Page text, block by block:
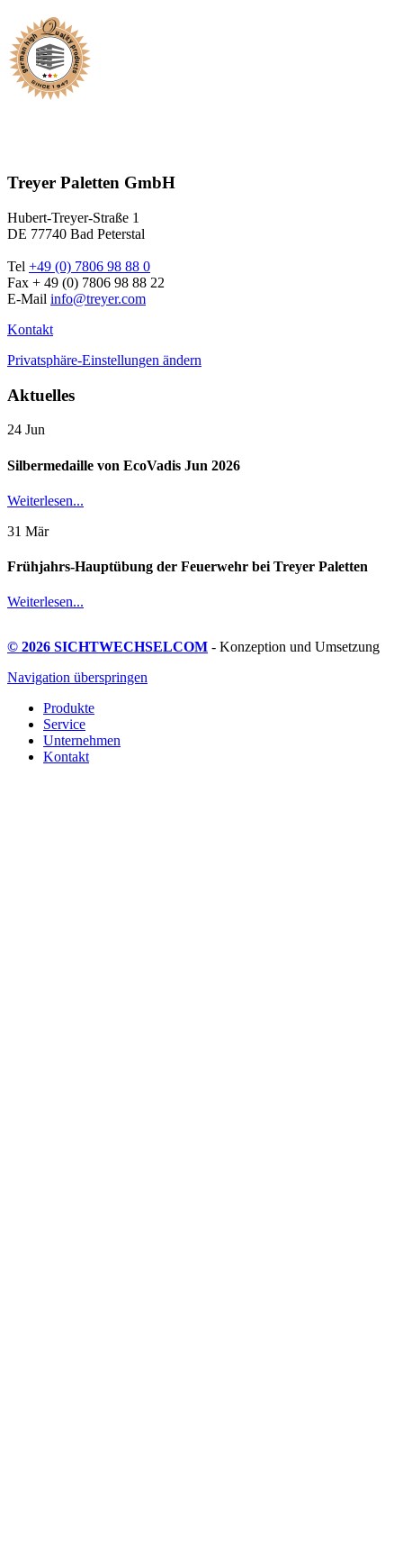
Treyer Paletten GmbH
Hubert-Treyer-Straße 1
DE 77740 Bad Peterstal
Tel +49 (0) 7806 98 88 0
Fax + 49 (0) 7806 98 88 22
E-Mail info@treyer.com
Kontakt
Privatsphäre-Einstellungen ändern
Aktuelles
24 Jun
Silbermedaille von EcoVadis Jun 2026
Weiterlesen...
31 Mär
Frühjahrs-Hauptübung der Feuerwehr bei Treyer Paletten
Weiterlesen...
© 2026 SICHTWECHSELCOM - Konzeption und Umsetzung
Navigation überspringen
Produkte
Service
Unternehmen
Kontakt